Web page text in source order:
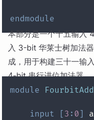
endmodule
本部分是一个十五输入
入 3-bit 华莱士树加法
成，用于构建三十一输
4-bit 串行进位加法器
module
input [ 3 : 0] a